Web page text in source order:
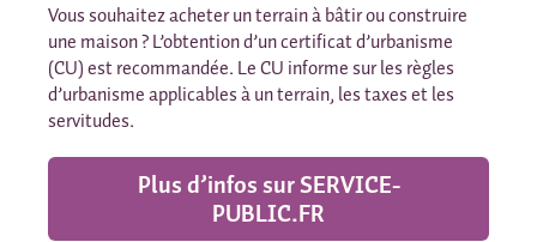
Vous souhaitez acheter un terrain à bâtir ou construire
une maison ? L’obtention d’un certificat d’urbanisme
(CU) est recommandée. Le CU informe sur les règles
d’urbanisme applicables à un terrain, les taxes et les
servitudes.
Plus d’infos sur SERVICE-
PUBLIC.FR